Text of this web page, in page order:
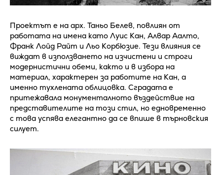
Проектът е на арх. Таньо Белев, повлиян от
работата на имена като Луис Кан, Алвар Аалто,
Франк Лойд Райт и Льо Корбюзие. Тези влияния се
виждат в използването на изчистени и строги
модернистични обеми, както и в избора на
материал, характерен за работите на Кан, а
именно тухлената облицовка. Сградата е
притежавала монументалното въздействие на
представителите на този стил, но едновременно
с това успява елегантно да се впише в търновския
силует.